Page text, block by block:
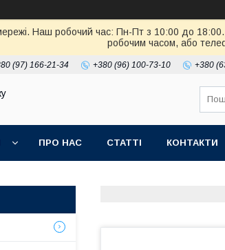
Наш робочий час: Пн-Пт з 10:00 до
робочим часом, або
(97) 166-21-34 +380 (96) 100-73-10 +380
ПРО НАС СТАТТІ КОНТАКТИ